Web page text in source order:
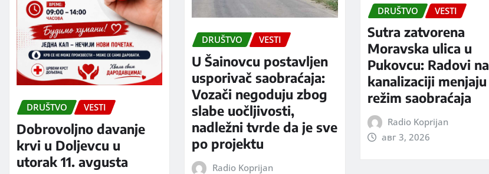
DRUŠTVO VESTI
Dobrovoljno davanje
krvi u Doljevcu u
utorak 11. avgusta
DRUŠTVO VESTI
U Šainovcu postavljen
usporivač saobraćaja:
Vozači negoduju zbog
slabe uočljivosti,
nadležni tvrde da je sve
po projektu
Radio Koprijan
DRUŠTVO VESTI
Sutra zatvorena
Moravska ulica u
Pukovcu: Radovi na
kanalizaciji menjaju
režim saobraćaja
Radio Koprijan
авг 3, 2026